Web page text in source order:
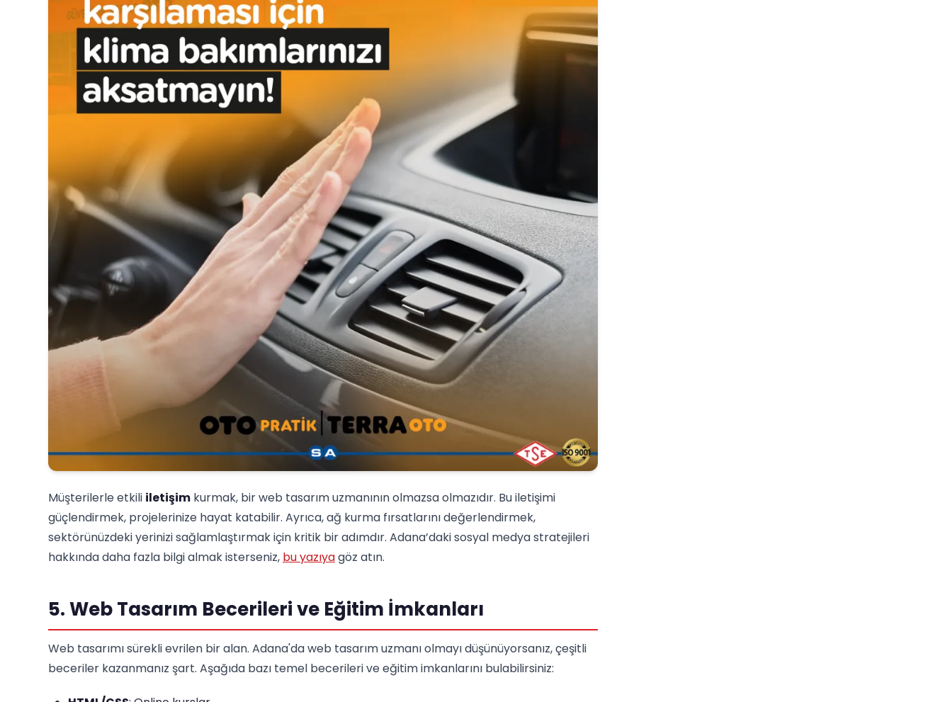
Müşterilerle etkili iletişim kurmak, bir web tasarım uzmanının olmazsa olmazıdır. Bu iletişimi
güçlendirmek, projelerinize hayat katabilir. Ayrıca, ağ kurma fırsatlarını değerlendirmek,
sektörünüzdeki yerinizi sağlamlaştırmak için kritik bir adımdır. Adana’daki sosyal medya stratejileri
hakkında daha fazla bilgi almak isterseniz, bu yazıyagöz atın.
5. Web Tasarım Becerileri ve Eğitim İmkanları
Web tasarımı sürekli evrilen bir alan. Adana'da web tasarım uzmanı olmayı düşünüyorsanız, çeşitli
beceriler kazanmanız şart. Aşağıda bazı temel becerileri ve eğitim imkanlarını bulabilirsiniz: